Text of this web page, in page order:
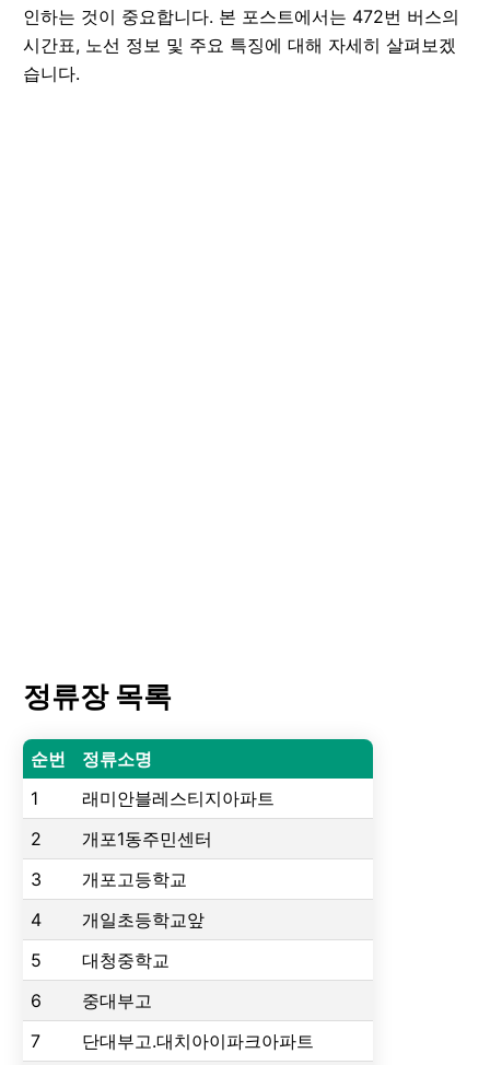
인하는 것이 중요합니다. 본 포스트에서는 472번 버스의
시간표, 노선 정보 및 주요 특징에 대해 자세히 살펴보겠
습니다.
정류장 목록
순번
정류소명
1
래미안블레스티지아파트
2
개포1동주민센터
3
개포고등학교
4
개일초등학교앞
5
대청중학교
6
중대부고
7
단대부고.대치아이파크아파트